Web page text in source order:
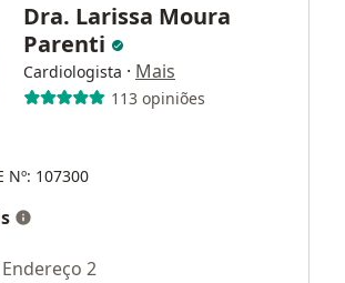
Dra. Larissa Moura
Parenti
Cardiologista · Mais
113 opiniões
Nº: 107300
Endereço 2